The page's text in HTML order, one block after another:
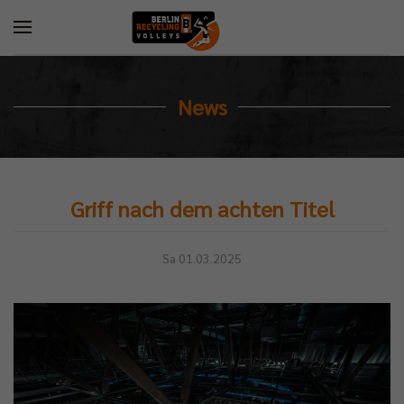
News
Griff nach dem achten Titel
Sa 01.03.2025